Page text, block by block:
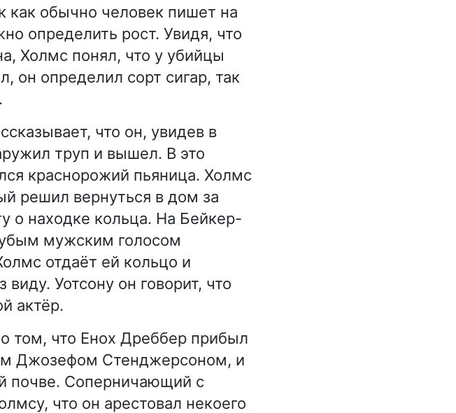
как обычно человек пишет на
определить рост. Увидя, что
Холмс понял, что у убийцы
он определил сорт сигар, так
что он, увидев в
труп и вышел. В это
краснорожий пьяница. Холмс
решил вернуться в дом за
о находке кольца. На Бейкер-
мужским голосом
отдаёт ей кольцо и
Уотсону он говорит, что
актёр.
том, что Енох Дреббер прибыл
Джозефом Стенджерсоном, и
почве. Соперничающий с
что он арестовал некоего